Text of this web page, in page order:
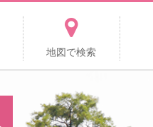
地図で検索